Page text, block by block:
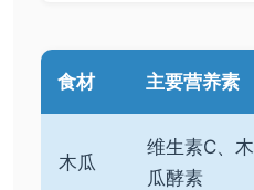
食材 主要营养素
木瓜
维生素C、木
瓜酵素